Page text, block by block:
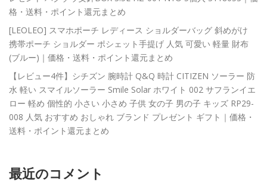
格・送料・ポイント還元まとめ
[LEOLEO] スマホポーチ レディース ショルダーバッグ 斜めがけ
携帯ポーチ ショルダー ポシェット手提げ 人気 可愛い 軽量 財布
(ブルー)｜価格・送料・ポイント還元まとめ
【レビュー4件】シチズン 腕時計 Q&Q 時計 CITIZEN ソーラー 防
水 軽い スマイルソーラー Smile Solar ホワイト 002 サフランイエ
ロー 軽め 個性的 小さい 小さめ 子供 女の子 男の子 キッズ RP29-
008 人気 おすすめ おしゃれ ブランド プレゼント ギフト｜価格・
送料・ポイント還元まとめ
最近のコメント